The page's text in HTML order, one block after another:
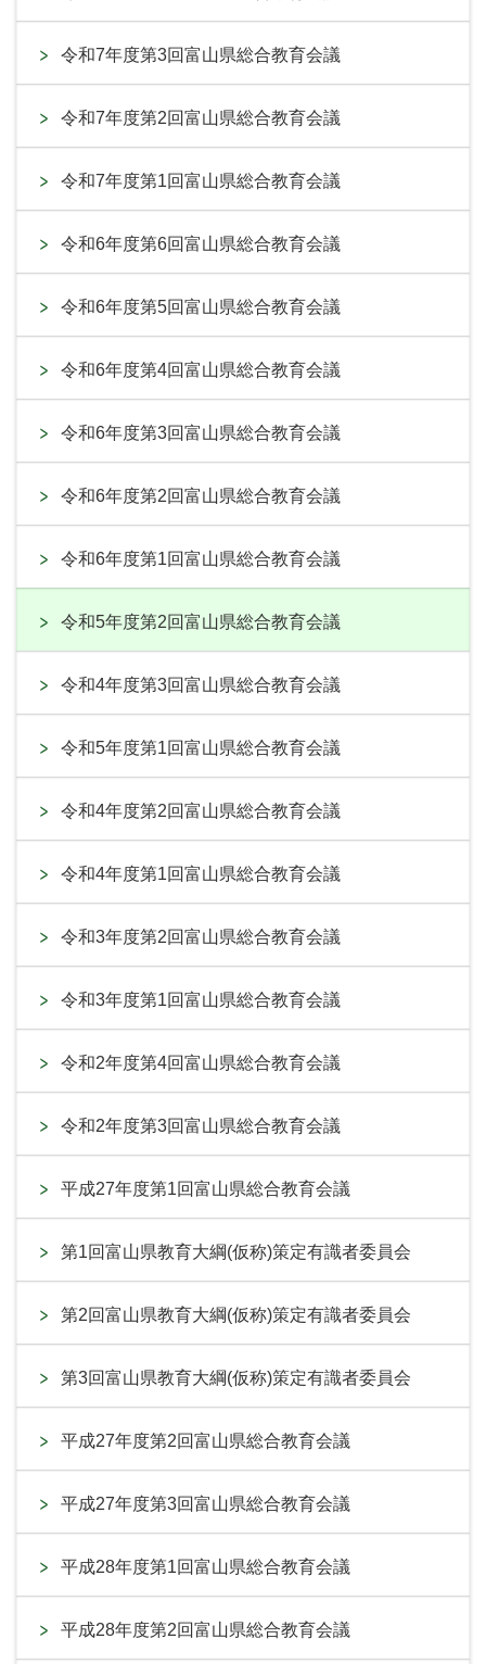
令和7年度第3回富山県総合教育会議
令和7年度第2回富山県総合教育会議
令和7年度第1回富山県総合教育会議
令和6年度第6回富山県総合教育会議
令和6年度第5回富山県総合教育会議
令和6年度第4回富山県総合教育会議
令和6年度第3回富山県総合教育会議
令和6年度第2回富山県総合教育会議
令和6年度第1回富山県総合教育会議
令和5年度第2回富山県総合教育会議
令和4年度第3回富山県総合教育会議
令和5年度第1回富山県総合教育会議
令和4年度第2回富山県総合教育会議
令和4年度第1回富山県総合教育会議
令和3年度第2回富山県総合教育会議
令和3年度第1回富山県総合教育会議
令和2年度第4回富山県総合教育会議
令和2年度第3回富山県総合教育会議
平成27年度第1回富山県総合教育会議
第1回富山県教育大綱(仮称)策定有識者委員会
第2回富山県教育大綱(仮称)策定有識者委員会
第3回富山県教育大綱(仮称)策定有識者委員会
平成27年度第2回富山県総合教育会議
平成27年度第3回富山県総合教育会議
平成28年度第1回富山県総合教育会議
平成28年度第2回富山県総合教育会議